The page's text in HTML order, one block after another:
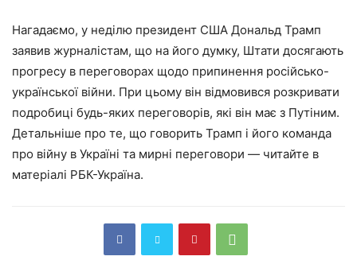
Нагадаємо, у неділю президент США Дональд Трамп
заявив журналістам, що на його думку, Штати досягають
прогресу в переговорах щодо припинення російсько-
української війни. При цьому він відмовився розкривати
подробиці будь-яких переговорів, які він має з Путіним.
Детальніше про те, що говорить Трамп і його команда
про війну в Україні та мирні переговори — читайте в
матеріалі РБК-Україна.